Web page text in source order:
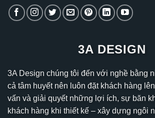
3A DESIGN
3A Design chúng tôi đến với nghề bằng
cả tâm huyết nên luôn đặt khách hàng
vấn và giải quyết những lợi ích, sự băn
khách hàng khi thiết kế – xây dựng ngôi